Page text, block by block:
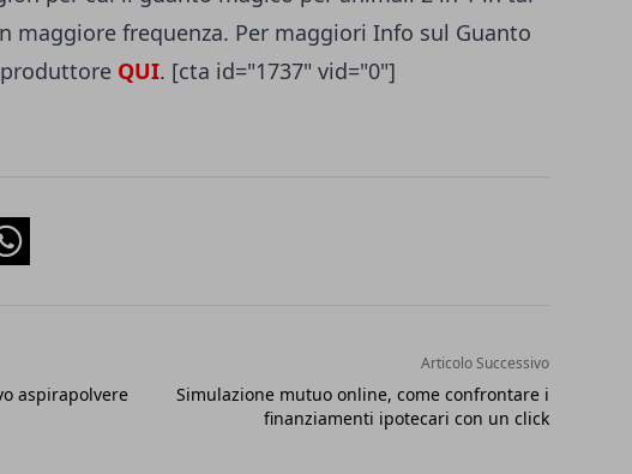
maggiore frequenza. Per maggiori Info sul Guanto
QUI. [cta id="1737" vid="0"]
aspirapolvere
Articolo Successivo
Simulazione mutuo online, come confrontare i
finanziamenti ipotecari con un click